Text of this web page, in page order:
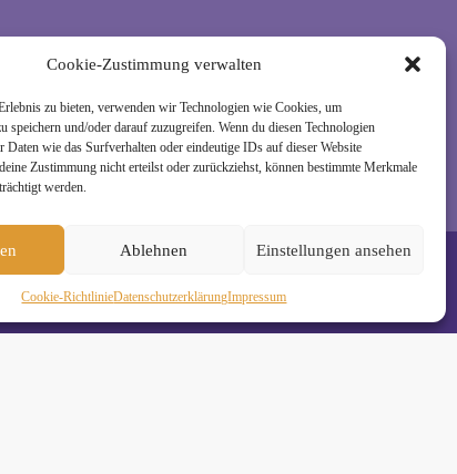
Cookie-Zustimmung verwalten
zu bieten, verwenden wir Technologien wie Cookies, um
speichern und/oder darauf zuzugreifen. Wenn du diesen Technologien
Daten wie das Surfverhalten oder eindeutige IDs auf dieser Website
Zustimmung nicht erteilst oder zurückziehst, können bestimmte Merkmale
werden.
Ablehnen Einstellungen ansehen
Cookie-RichtlinieDaten­schutz­erklä­rungImpressum
abmelden. Alle Details zur Nutzung